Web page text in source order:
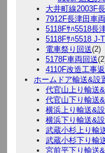
大井町線2003F
7912F長津田車
5118Fｻﾊ5518長
5118Fｻﾊ5518 J-
電車祭り回送(2)
5178F車両回送
4110F改造工事
ホームドア輸送&設
代官山上り輸送
代官山下り輸送
横浜上り輸送&
横浜下り輸送&
武蔵小杉上り輸
武蔵小杉下り輸
宮前平下り輸送